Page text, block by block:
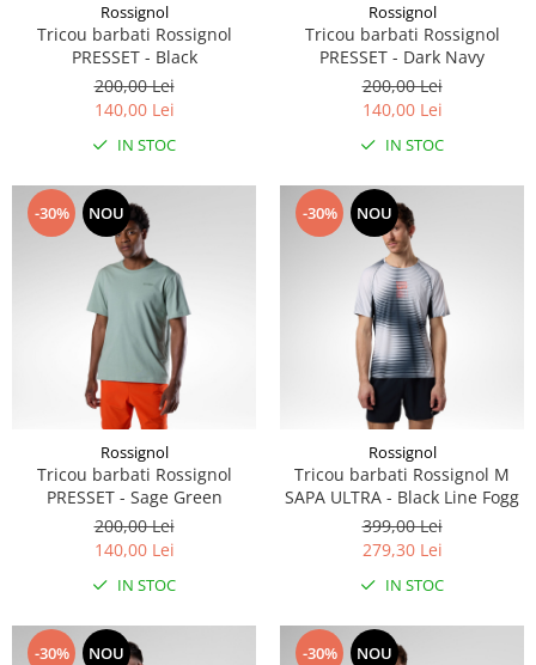
Rossignol
Tricou barbati Rossignol
PRESSET - Black
200,00 Lei
140,00 Lei
IN STOC
Rossignol
Tricou barbati Rossignol
PRESSET - Dark Navy
200,00 Lei
140,00 Lei
IN STOC
-30% NOU
Rossignol
Tricou barbati Rossignol
PRESSET - Sage Green
200,00 Lei
140,00 Lei
IN STOC
-30% NOU
Rossignol
Tricou barbati Rossignol M
SAPA ULTRA - Black Line Fogg
399,00 Lei
279,30 Lei
IN STOC
-30% NOU -30% NOU